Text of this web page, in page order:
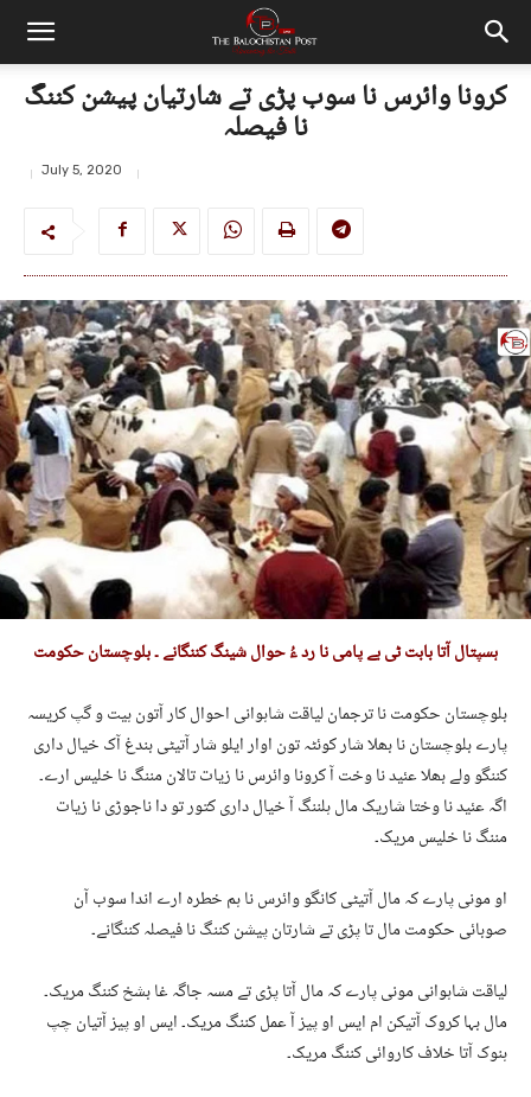
کرونا وائرس نا سوب پڑی تے شارتیان پیشن کننگ
نا فیصلہ
July 5, 2020
ہسپتال آتا بابت ٹی بے پامی نا رد ءُ حوال شینگ کننگانے ۔ بلوچستان حکومت
بلوچستان حکومت نا ترجمان لیاقت شاہوانی احوال کار آتون ہیت و گپ کریسہ
پارے بلوچستان نا بھلا شار کوئٹہ تون اوار ایلو شار آتیٹی بندغ آک خیال داری
کننگو ولے بھلا عئید نا وخت آ کرونا وائرس نا زیات تالان مننگ نا خلیس ارے۔
اگہ عئید نا وختا شاریک مال ہلننگ آ خیال داری کتور تو دا ناجوڑی نا زیات
مننگ نا خلیس مریک۔
او مونی پارے کہ مال آتیٹی کانگو وائرس نا ہم خطرہ ارے اندا سوب آن
صوبائی حکومت مال تا پڑی تے شارتان پیشن کننگ نا فیصلہ کننگانے۔
لیاقت شاہوانی مونی پارے کہ مال آتا پڑی تے مسہ جاگہ غا بشخ کننگ مریک۔
مال بہا کروک آتیکن ام ایس او پیز آ عمل کننگ مریک۔ ایس او پیز آتیان چپ
ہنوک آتا خلاف کاروائی کننگ مریک۔